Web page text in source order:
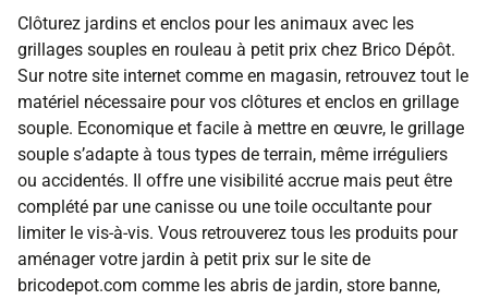
Clôturez jardins et enclos pour les animaux avec les
grillages souples en rouleau à petit prix chez Brico Dépôt.
Sur notre site internet comme en magasin, retrouvez tout le
matériel nécessaire pour vos clôtures et enclos en grillage
souple. Economique et facile à mettre en œuvre, le grillage
souple s’adapte à tous types de terrain, même irréguliers
ou accidentés. Il offre une visibilité accrue mais peut être
complété par une canisse ou une toile occultante pour
limiter le vis-à-vis. Vous retrouverez tous les produits pour
aménager votre jardin à petit prix sur le site de
bricodepot.com comme les abris de jardin, store banne,